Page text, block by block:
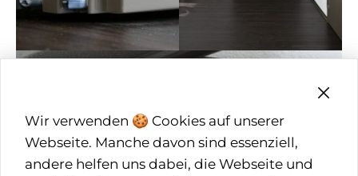
Wir verwenden 🍪 Cookies auf unserer
Webseite. Manche davon sind essenziell,
andere helfen uns dabei, die Webseite und